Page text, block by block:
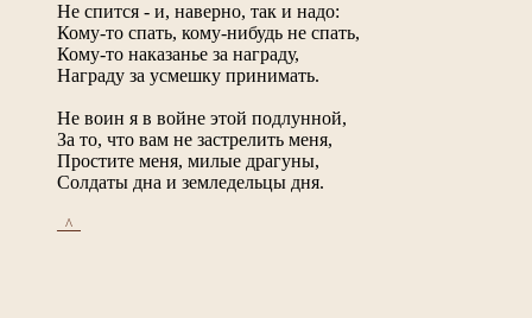
Не спится - и, наверно, так и надо:
Кому-то спать, кому-нибудь не спать,
Кому-то наказанье за награду,
Награду за усмешку принимать.
Не воин я в войне этой подлунной,
За то, что вам не застрелить меня,
Простите меня, милые драгуны,
Солдаты дна и земледельцы дня.
_^_